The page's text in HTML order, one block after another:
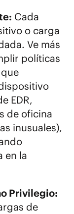
Cada
o carga
Ve más
políticas
EDR,
de oficina
inusuales),
en la
Privilegio:
de